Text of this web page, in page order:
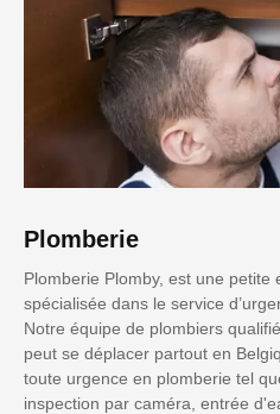
Plomberie
Plomberie Plomby, est une petite
spécialisée dans le service
Notre équipe de plombiers
peut se déplacer partout en
toute urgence en plomberie tel
inspection par caméra, entrée